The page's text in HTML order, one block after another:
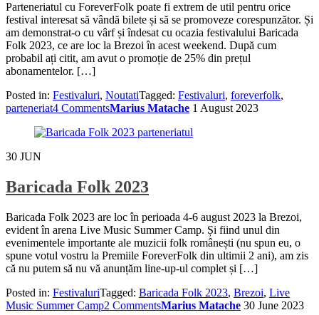
Parteneriatul cu ForeverFolk poate fi extrem de util pentru orice
festival interesat să vândă bilete și să se promoveze corespunzător. Și
am demonstrat-o cu vârf și îndesat cu ocazia festivalului Baricada
Folk 2023, ce are loc la Brezoi în acest weekend. După cum
probabil ați citit, am avut o promoție de 25% din prețul
abonamentelor. […]
Posted in: Festivaluri, NoutatiTagged: Festivaluri, foreverfolk,
parteneriat4 CommentsMarius Matache 1 August 2023
30 JUN
Baricada Folk 2023
Baricada Folk 2023 are loc în perioada 4-6 august 2023 la Brezoi,
evident în arena Live Music Summer Camp. Și fiind unul din
evenimentele importante ale muzicii folk românești (nu spun eu, o
spune votul vostru la Premiile ForeverFolk din ultimii 2 ani), am zis
că nu putem să nu vă anunțăm line-up-ul complet și […]
Posted in: FestivaluriTagged: Baricada Folk 2023, Brezoi, Live
Music Summer Camp2 CommentsMarius Matache 30 June 2023